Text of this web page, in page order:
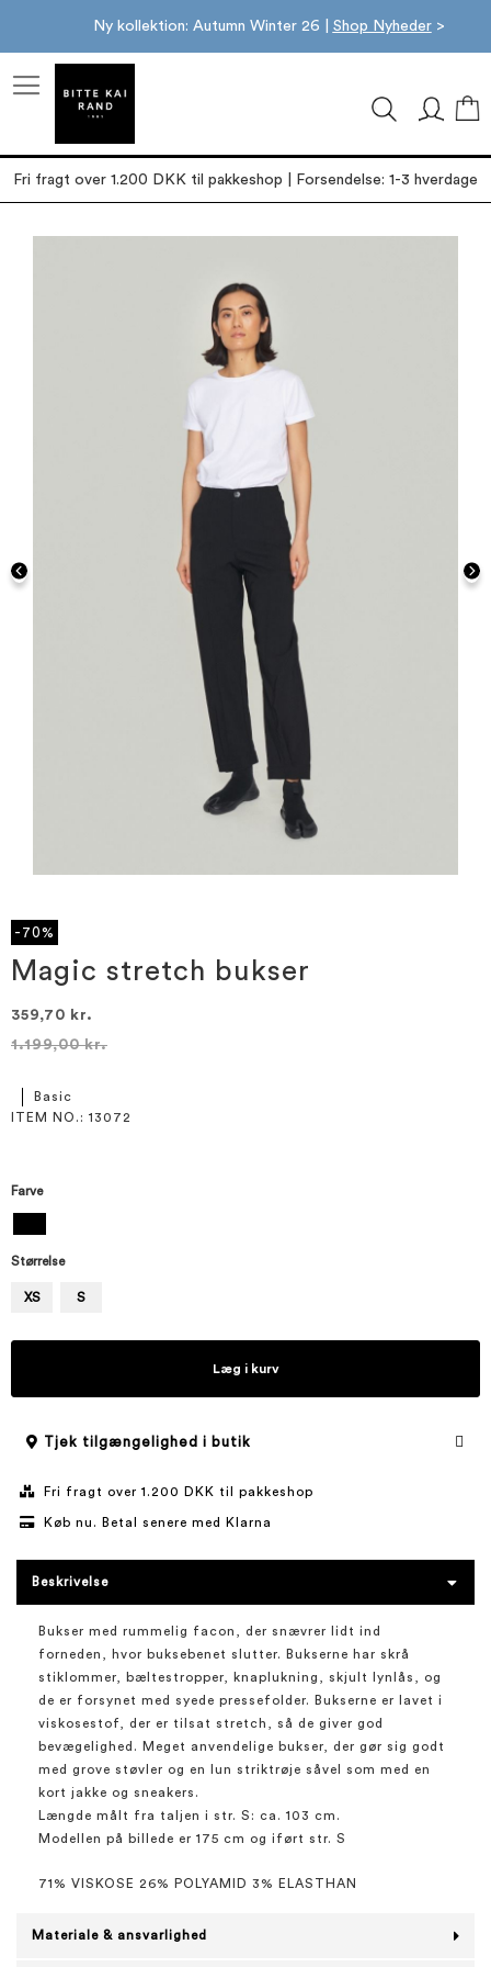
Ny kollektion: Autumn Winter 26 | Shop Nyheder>
Fri fragt over 1.200 DKK til pakkeshop | Forsendelse: 1-3 hverdage
starten
af
billedgalleriet
-70%
Magic stretch bukser
359,70 kr.
1.199,00 kr.
Basic
ITEM NO. : 13072
Farve
Størrelse
XS S
Læg i kurv
Tjek tilgængelighed i butik
Fri fragt over 1.200 DKK til pakkeshop
Køb nu. Betal senere med Klarna
Beskrivelse
Bukser med rummelig facon, der snævrer lidt ind
forneden, hvor buksebenet slutter. Bukserne har skrå
stiklommer, bæltestropper, knaplukning, skjult lynlås, og
de er forsynet med syede pressefolder. Bukserne er lavet i
viskosestof, der er tilsat stretch, så de giver god
bevægelighed. Meget anvendelige bukser, der gør sig godt
med grove støvler og en lun striktrøje såvel som med en
kort jakke og sneakers.
Længde målt fra taljen i str. S: ca. 103 cm.
Modellen på billede er 175 cm og iført str. S
71% VISKOSE 26% POLYAMID 3% ELASTHAN
Materiale & ansvarlighed